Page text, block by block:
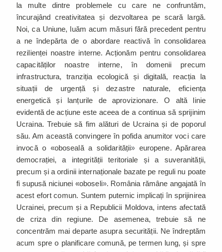
la multe dintre problemele cu care ne confruntăm,
încurajând creativitatea și dezvoltarea pe scară largă.
Noi, ca Uniune, luăm acum măsuri fără precedent pentru
a ne îndepărta de o abordare reactivă în consolidarea
rezilienței noastre interne. Acționăm pentru consolidarea
capacităților noastre interne, în domenii precum
infrastructura, tranziția ecologică și digitală, reacția la
situații de urgență și dezastre naturale, eficiența
energetică și lanțurile de aprovizionare. O altă linie
evidentă de acțiune este aceea de a continua să sprijinim
Ucraina. Trebuie să fim alături de Ucraina și de poporul
său. Am această convingere în pofida anumitor voci care
invocă o «oboseală a solidarității» europene. Apărarea
democrației, a integrității teritoriale și a suveranității,
precum și a ordinii internaționale bazate pe reguli nu poate
fi supusă niciunei «oboseli». România rămâne angajată în
acest efort comun. Suntem puternic implicați în sprijinirea
Ucrainei, precum și a Republicii Moldova, intens afectată
de criza din regiune. De asemenea, trebuie să ne
concentrăm mai departe asupra securității. Ne îndreptăm
acum spre o planificare comună, pe termen lung, și spre